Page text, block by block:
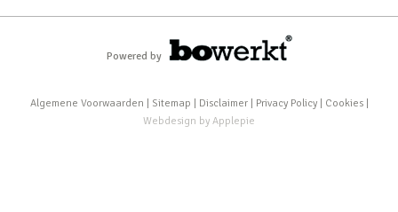
Powered by
Algemene Voorwaarden | Sitemap | Disclaimer| Privacy Policy| Cookies|
Webdesign by Applepie